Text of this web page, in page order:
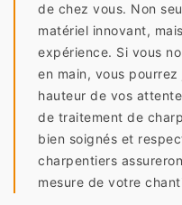
de chez vous. Non
matériel innovant,
expérience. Si vous
en main, vous pourrez
hauteur de vos
de traitement de
bien soignés et
charpentiers
mesure de votre